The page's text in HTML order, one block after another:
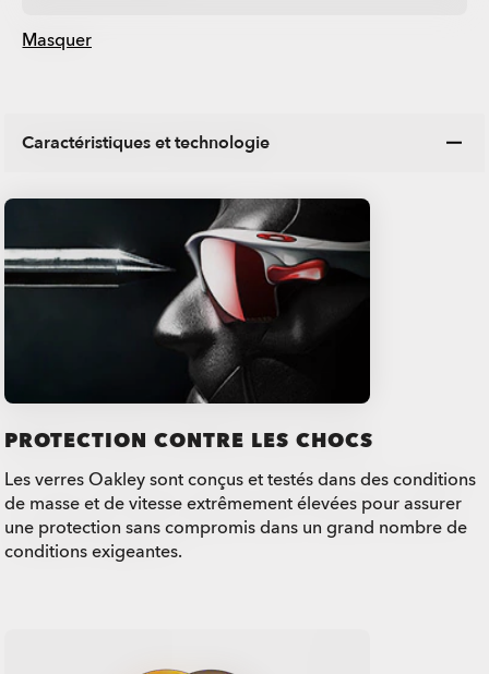
Masquer
Caractéristiques et technologie
PROTECTION CONTRE LES CHOCS
Les verres Oakley sont conçus et testés dans des conditions
de masse et de vitesse extrêmement élevées pour assurer
une protection sans compromis dans un grand nombre de
conditions exigeantes.